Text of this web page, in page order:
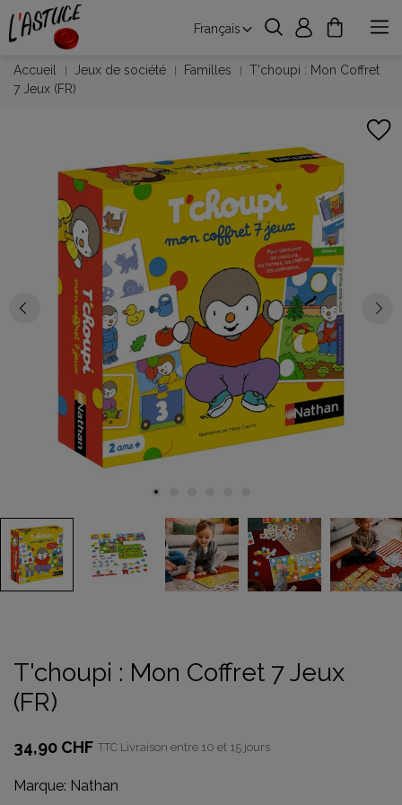
Français
Accueil Jeux de société Familles
T'choupi : Mon Coffret
7 Jeux (FR)
T'choupi : Mon Coffret 7 Jeux
(FR)
34,90 CHF TTC Livraison entre 10 et 15 jours
Marque: Nathan